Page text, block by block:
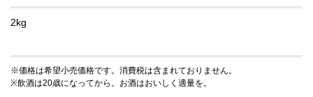
2kg
※価格は希望小売価格です。消費税は含まれておりません。
※飲酒は20歳になってから。お酒はおいしく適量を。